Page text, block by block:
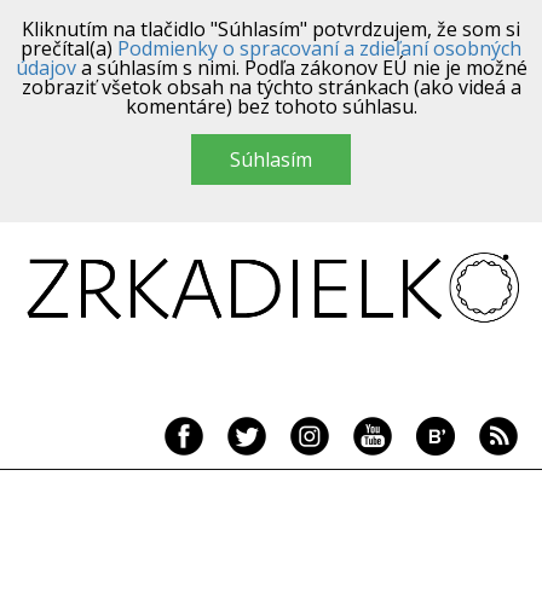
Kliknutím na tlačidlo "Súhlasím" potvrdzujem, že som si
prečítal(a) Podmienky o spracovaní a zdieľaní osobných
údajova súhlasím s nimi. Podľa zákonov EÚ nie je možné
zobraziť všetok obsah na týchto stránkach (ako videá a
komentáre) bez tohoto súhlasu.
Súhlasím